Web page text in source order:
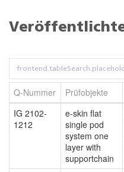
Q-Nummer Prüfobjekte
IG 2102-
1212
e-skin flat
single pod
system one
layer with
supportchain